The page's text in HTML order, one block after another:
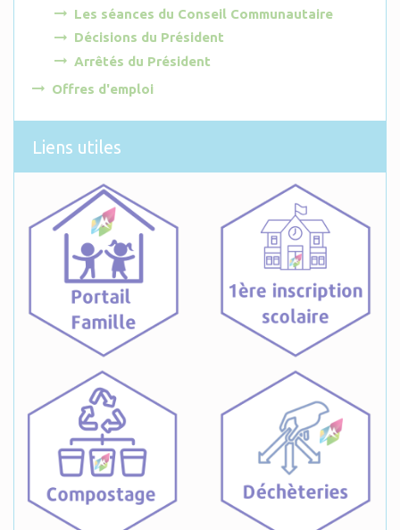
Les séances du Conseil Communautaire
Décisions du Président
Arrêtés du Président
Offres d'emploi
Liens utiles